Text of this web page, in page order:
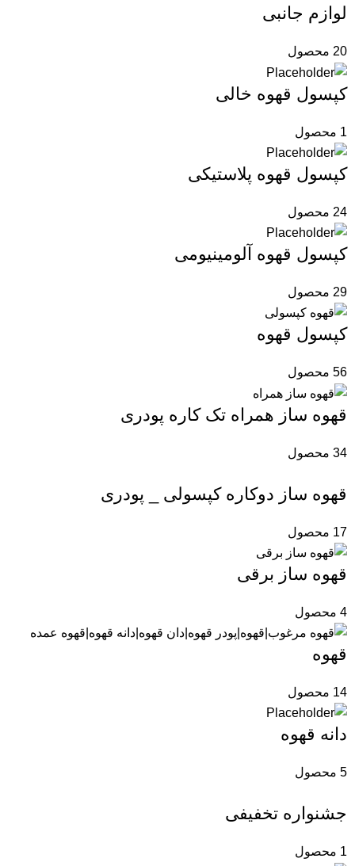
لوازم جانبی
20 محصول
کپسول قهوه خالی
1 محصول
کپسول قهوه پلاستیکی
24 محصول
کپسول قهوه آلومینیومی
29 محصول
کپسول قهوه
56 محصول
قهوه‌ ساز همراه تک کاره پودری
34 محصول
قهوه ساز دوکاره کپسولی _ پودری
17 محصول
قهوه ساز برقی
4 محصول
قهوه
14 محصول
دانه قهوه
5 محصول
جشنواره تخفیفی
1 محصول